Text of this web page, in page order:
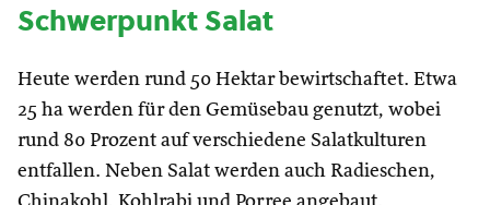
Schwerpunkt Salat
Heute werden rund 50 Hektar bewirtschaftet. Etwa
25 ha werden für den Gemüsebau genutzt, wobei
rund 80 Prozent auf verschiedene Salatkulturen
entfallen. Neben Salat werden auch Radieschen,